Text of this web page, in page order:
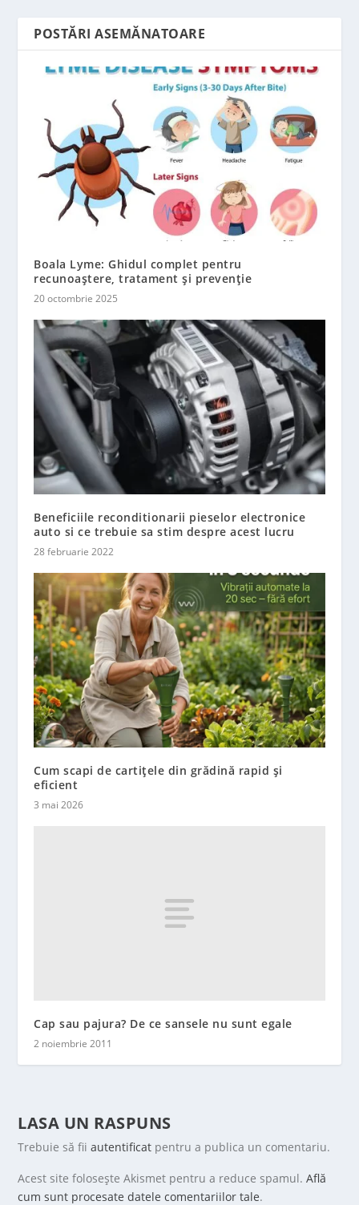
POSTĂRI ASEMĂNATOARE
Boala Lyme: Ghidul complet pentru
recunoaștere, tratament și prevenție
20 octombrie 2025
Beneficiile reconditionarii pieselor electronice
auto si ce trebuie sa stim despre acest lucru
28 februarie 2022
Cum scapi de cartițele din grădină rapid și
eficient
3 mai 2026
Cap sau pajura? De ce sansele nu sunt egale
2 noiembrie 2011
LASA UN RASPUNS
Trebuie să fiiautentificat pentru a publica un comentariu.
Acest site folosește Akismet pentru a reduce spamul.Află
cum sunt procesate datele comentariilor tale.